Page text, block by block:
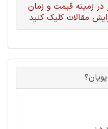
در زمینه قیمت و زمان
مقالات کلیک کنید